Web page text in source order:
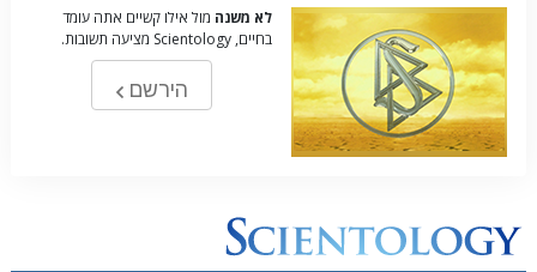
לא משנה מול אילו קשיים אתה עומד
בחיים, Scientology מציעה תשובות.
הירשם